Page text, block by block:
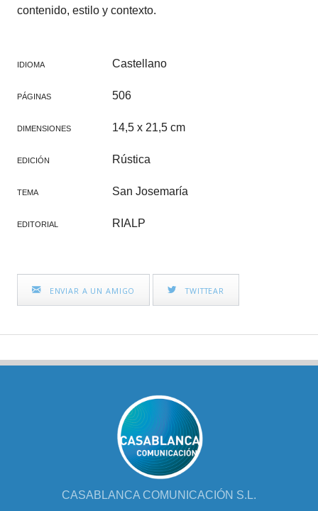
contenido, estilo y contexto.
IDIOMA Castellano
PÁGINAS 506
DIMENSIONES 14,5 x 21,5 cm
EDICIÓN Rústica
TEMA San Josemaría
EDITORIAL RIALP
ENVIAR A UN AMIGO TWITTEAR
CASABLANCA COMUNICACIÓN S.L.